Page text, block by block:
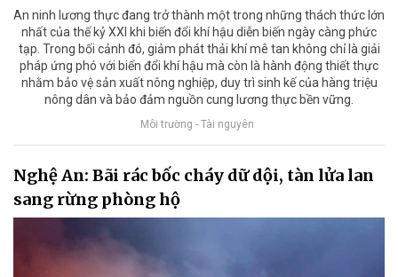
An ninh lương thực đang trở thành một trong những thách thức lớn
nhất của thế kỷ XXI khi biến đổi khí hậu diễn biến ngày càng phức
tạp. Trong bối cảnh đó, giảm phát thải khí mê tan không chỉ là giải
pháp ứng phó với biến đổi khí hậu mà còn là hành động thiết thực
nhằm bảo vệ sản xuất nông nghiệp, duy trì sinh kế của hàng triệu
nông dân và bảo đảm nguồn cung lương thực bền vững.
Môi trường - Tài nguyên
Nghệ An: Bãi rác bốc cháy dữ dội, tàn lửa lan
sang rừng phòng hộ